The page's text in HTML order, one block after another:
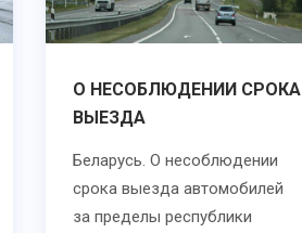
О НЕСОБЛЮДЕНИИ СРОКА
ВЫЕЗДА
Беларусь. О несоблюдении
срока выезда автомобилей
за пределы республики